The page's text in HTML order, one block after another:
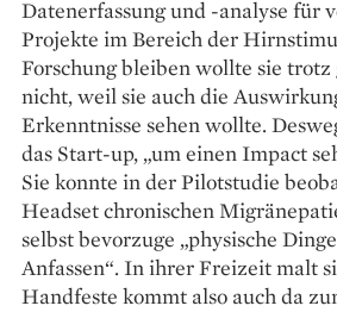
Datenerfassung und -analyse für
Projekte im Bereich der
Forschung bleiben wollte sie trotz
nicht, weil sie auch die
Erkenntnisse sehen wollte.
das Start-up, „um einen Impact
Sie konnte in der Pilotstudie
Headset chronischen
selbst bevorzuge „physische
Anfassen“. In ihrer Freizeit malt
Handfeste kommt also auch da